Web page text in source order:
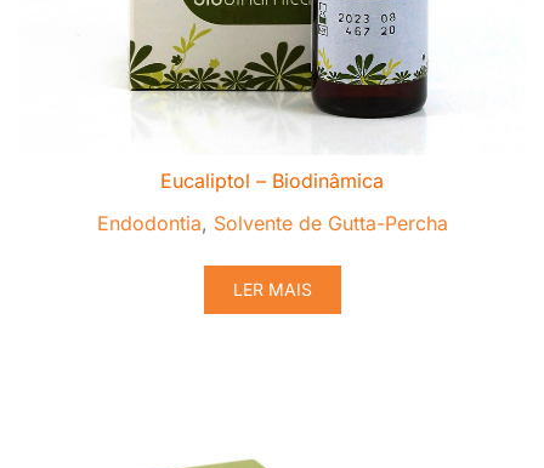
Eucaliptol – Biodinâmica
Endodontia, Solvente de Gutta-Percha
LER MAIS